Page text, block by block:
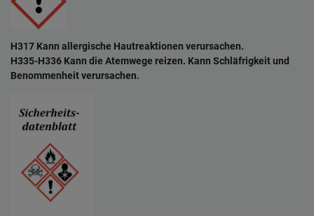
H317 Kann allergische Hautreaktionen verursachen.
H335-H336 Kann die Atemwege reizen. Kann Schläfrigkeit und
Benommenheit verursachen.